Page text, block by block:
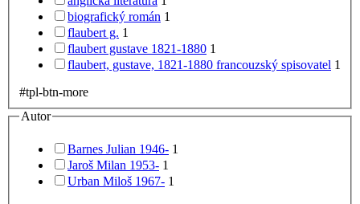
biografický román 1
flaubert g. 1
flaubert gustave 1821-1880 1
flaubert, gustave, 1821-1880 francouzský spisovatel 1
#tpl-btn-more
Autor
Barnes Julian 1946- 1
Jaroš Milan 1953- 1
Urban Miloš 1967- 1